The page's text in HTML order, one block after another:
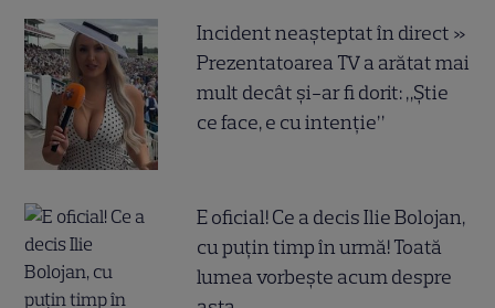
Incident neașteptat în direct »
Prezentatoarea TV a arătat mai
mult decât și-ar fi dorit: „Știe
ce face, e cu intenție”
E oficial! Ce a decis Ilie Bolojan,
cu puțin timp în urmă! Toată
lumea vorbește acum despre